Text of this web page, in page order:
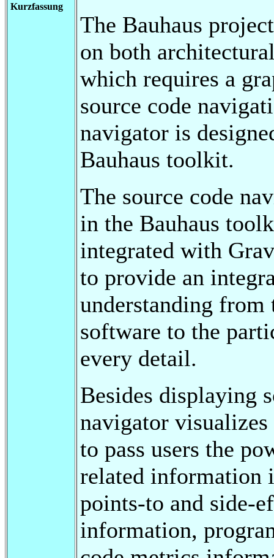
Kurzfassung
The Bauhaus
on both
which requires a
source code
navigator is
Bauhaus toolkit.
The source code
in the Bauhaus
integrated with
to provide an
understanding
software to the
every detail.
Besides displaying
navigator
to pass users the
related information
points-to and side-
information,